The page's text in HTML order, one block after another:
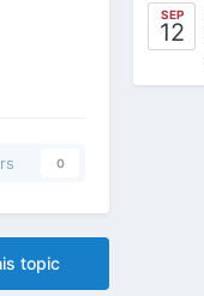
0
topic
SEP
12